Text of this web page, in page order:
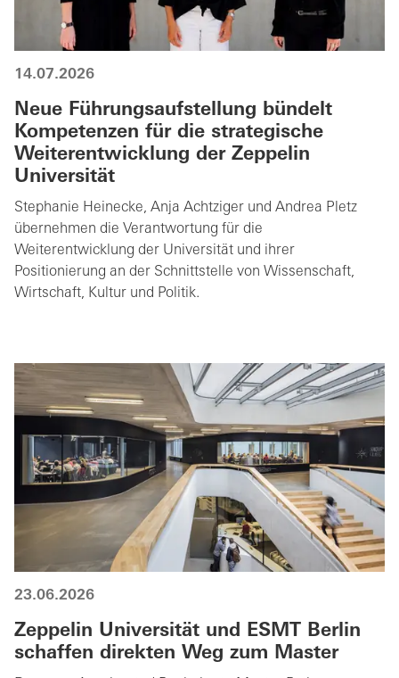
14.07.2026
Neue Führungsaufstellung bündelt
Kompetenzen für die strategische
Weiterentwicklung der Zeppelin
Universität
Stephanie Heinecke, Anja Achtziger und Andrea Pletz
übernehmen die Verantwortung für die
Weiterentwicklung der Universität und ihrer
Positionierung an der Schnittstelle von Wissenschaft,
Wirtschaft, Kultur und Politik.
23.06.2026
Zeppelin Universität und ESMT Berlin
schaffen direkten Weg zum Master